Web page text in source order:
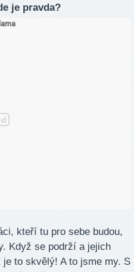
je pravda?
kteří tu pro sebe budou,
Když se podrží a jejich
to skvělý! A to jsme my. S